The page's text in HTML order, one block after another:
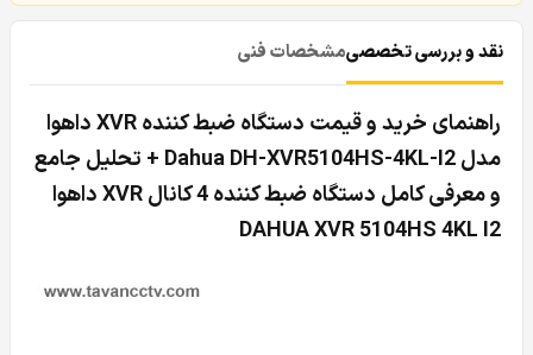
نقد و بررسی تخصصیمشخصات فنی
راهنمای خرید و قیمت دستگاه ضبط کننده XVR داهوا
مدل Dahua DH-XVR5104HS-4KL-I2 + تحلیل جامع
و معرفی کامل دستگاه ضبط کننده 4 کانال XVR داهوا
DAHUA XVR 5104HS 4KL I2